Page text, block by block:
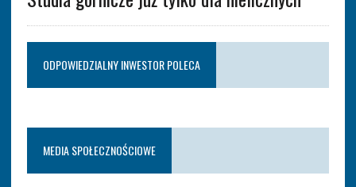
ODPOWIEDZIALNY INWESTOR POLECA
MEDIA SPOŁECZNOŚCIOWE